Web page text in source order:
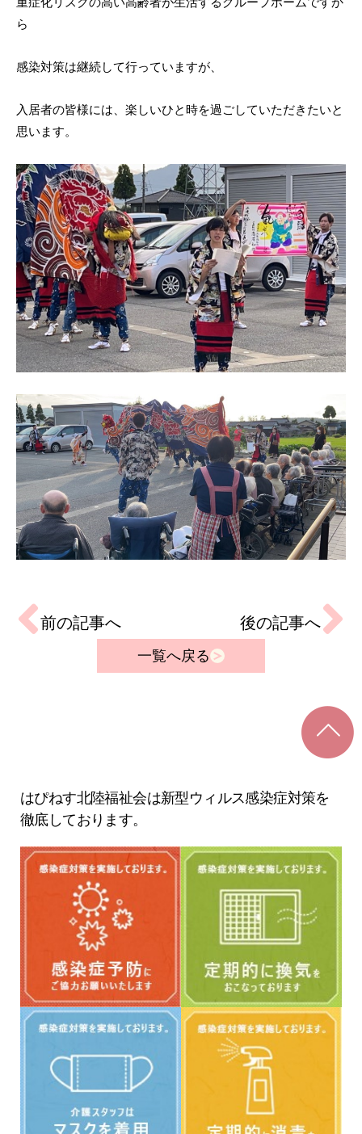
ら
感染対策は継続して行っていますが、
入居者の皆様には、楽しいひと時を過ごしていただきたいと
思います。
前の記事へ 後の記事へ
一覧へ戻る
はぴねす北陸福祉会は新型ウィルス感染症対策を
徹底しております。